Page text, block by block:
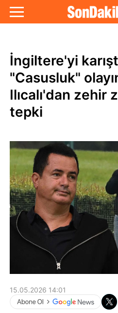
İngiltere'yi
"Casusluk"
Ilıcalı'dan zehir
tepki
15.05.2026 14:01